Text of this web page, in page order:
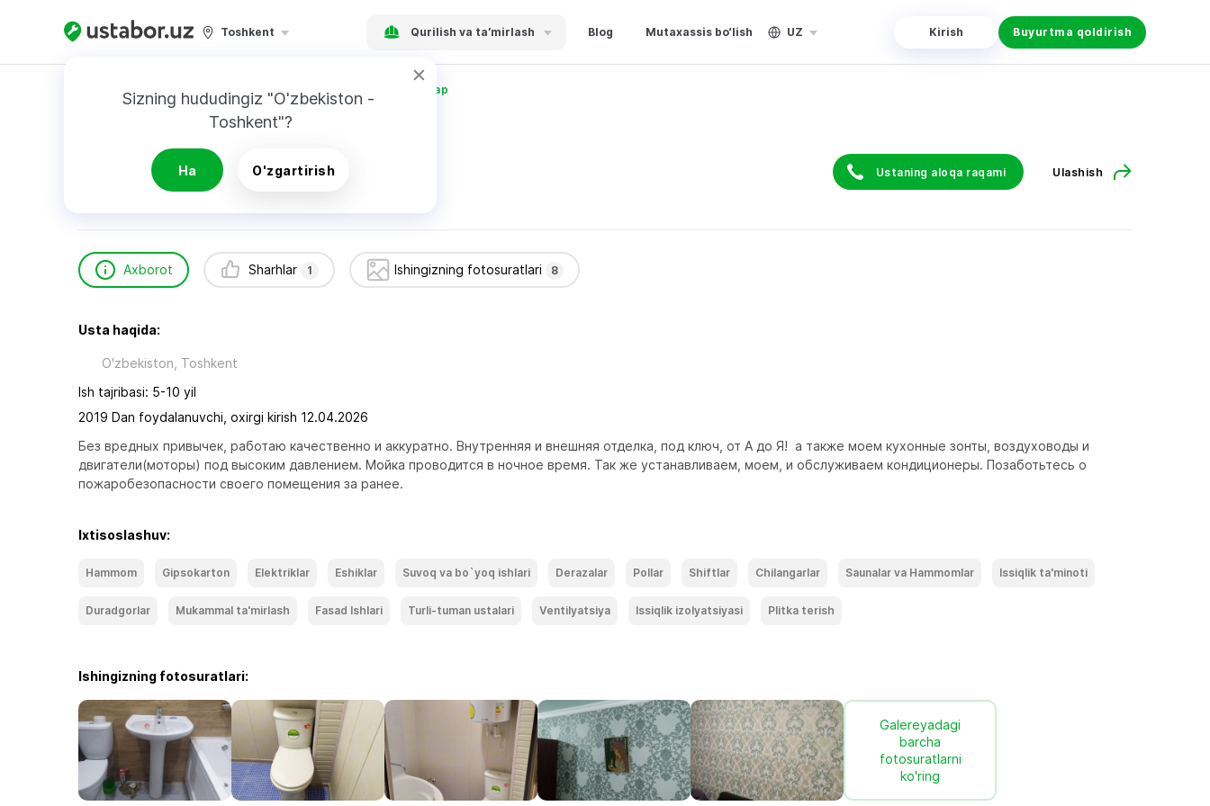
Toshkent Qurilish va ta’mirlash Blog Mutaxassis bo‘lish UZ Kirish Buyurtma qoldirish
Sizning hududingiz "O'zbekiston -
Toshkent"?
Ha O'zgartirish
Bosh sahifa Qurilish va ta’mirlash Хасанов Ильдар
Tezkor chaqiruv
Ustaning aloqa raqami Ulashish
Axborot Sharhlar 1 Ishingizning fotosuratlari 8
Usta haqida:
O'zbekiston, Toshkent
Ish tajribasi: 5-10 yil
2019 Dan foydalanuvchi, oxirgi kirish 12.04.2026
Без вредных привычек, работаю качественно и аккуратно. Внутренняя и внешняя отделка, под ключ, от А до Я!  а также моем кухонные зонты, воздуховоды и
двигатели(моторы) под высоким давлением. Мойка проводится в ночное время. Так же устанавливаем, моем, и обслуживаем кондиционеры. Позаботьтесь о
пожаробезопасности своего помещения за ранее.
Ixtisoslashuv:
Hammom Gipsokarton Elektriklar Eshiklar Suvoq va bo`yoq ishlari Derazalar Pollar Shiftlar Chilangarlar Saunalar va Hammomlar Issiqlik ta'minoti
Duradgorlar Mukammal ta'mirlash Fasad Ishlari Turli-tuman ustalari Ventilyatsiya Issiqlik izolyatsiyasi Plitka terish
Ishingizning fotosuratlari:
Galereyadagi
barcha
fotosuratlarni
ko'ring